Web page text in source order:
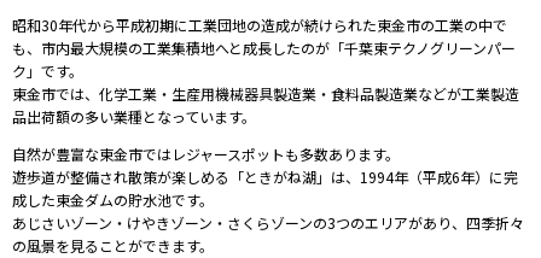
昭和30年代から平成初期に工業団地の造成が続けられた東金市の工業の中で
も、市内最大規模の工業集積地へと成長したのが「千葉東テクノグリーンパー
ク」です。
東金市では、化学工業・生産用機械器具製造業・食料品製造業などが工業製造
品出荷額の多い業種となっています。
自然が豊富な東金市ではレジャースポットも多数あります。
遊歩道が整備され散策が楽しめる「ときがね湖」は、1994年（平成6年）に完
成した東金ダムの貯水池です。
あじさいゾーン・けやきゾーン・さくらゾーンの3つのエリアがあり、四季折々
の風景を見ることができます。